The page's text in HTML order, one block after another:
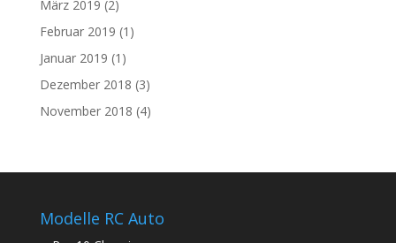
März 2019 (2)
Februar 2019 (1)
Januar 2019 (1)
Dezember 2018 (3)
November 2018 (4)
Modelle RC Auto